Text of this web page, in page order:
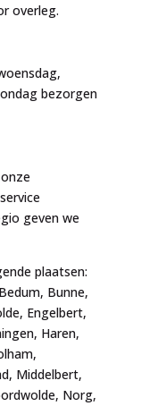
overleg.
bezorgen
geven we
plaatsen:
Bunne,
Engelbert,
Haren,
Middelbert,
Norg,